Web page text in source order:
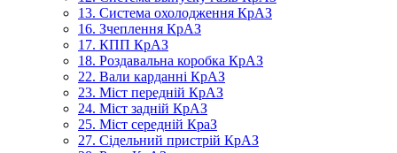
13. Система охолодження КрАЗ
16. Зчеплення КрАЗ
17. КПП КрАЗ
18. Роздавальна коробка КрАЗ
22. Вали карданні КрАЗ
23. Міст передній КрАЗ
24. Міст задній КрАЗ
25. Міст середній КраЗ
27. Сідельний пристрій КрАЗ